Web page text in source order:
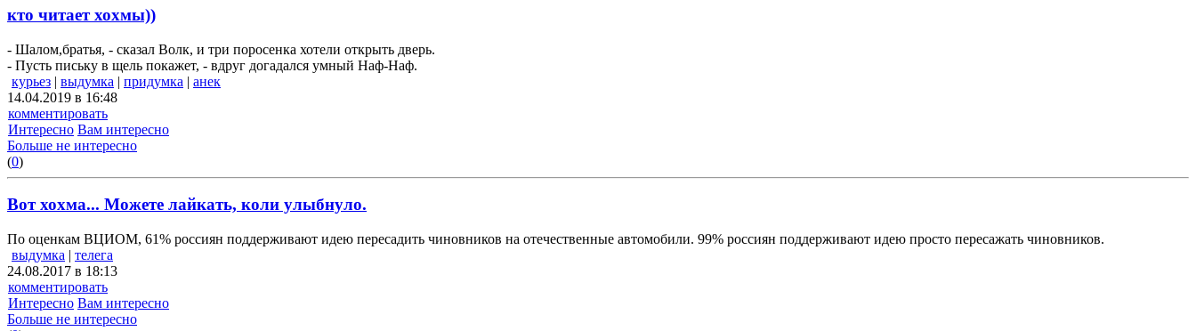
кто читает хохмы))
- Шалом,братья, - сказал Волк, и три поросенка хотели открыть дверь.
- Пусть письку в щель покажет, - вдруг догадался умный Наф-Наф.
курьез | выдумка | придумка | анек
14.04.2019 в 16:48
комментировать
Интересно Вам интересно
Больше не интересно
(0)
Вот хохма... Можете лайкать, коли улыбнуло.
По оценкам ВЦИОМ, 61% россиян поддерживают идею пересадить чиновников на отечественные автомобили. 99% россиян поддерживают идею просто пересажать чиновников.
выдумка | телега
24.08.2017 в 18:13
комментировать
Интересно Вам интересно
Больше не интересно